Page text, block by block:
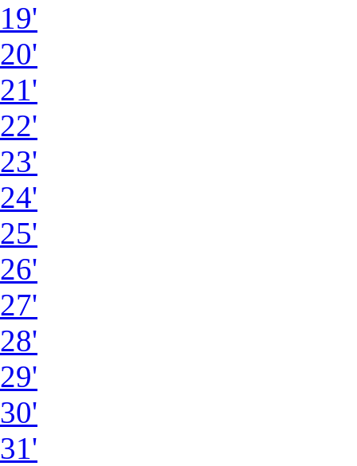
19'
20'
21'
22'
23'
24'
25'
26'
27'
28'
29'
30'
31'